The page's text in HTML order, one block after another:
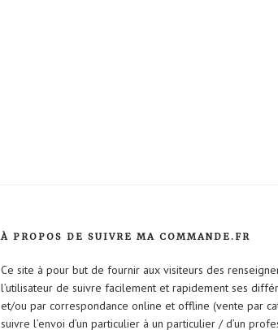
À PROPOS DE SUIVRE MA COMMANDE.FR
Ce site à pour but de fournir aux visiteurs des
l’utilisateur de suivre facilement et rapidement ses
et/ou par correspondance online et offline (vente par
suivre l’envoi d’un particulier à un particulier / d’un